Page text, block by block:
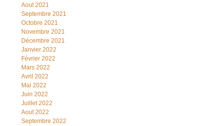
Aout 2021
Septembre 2021
Octobre 2021
Novembre 2021
Décembre 2021
Janvier 2022
Février 2022
Mars 2022
Avril 2022
Mai 2022
Juin 2022
Juillet 2022
Aout 2022
Septembre 2022